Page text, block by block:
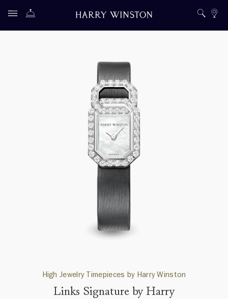
High Jewelry Timepieces by Harry Winston
Links Signature by Harry